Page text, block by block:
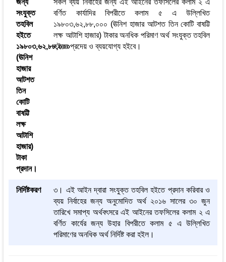
জন্য
সংযুক্ত
তহবিল
হইতে
১৯৮০৩,৬২,৮৮,০০০
(ঊনিশ
হাজার
আটশত
তিন
কোটি
বাষট্টি
লক্ষ
আটাশি
হাজার)
টাকা
প্রদান।
সকল ব্যয় নির্বাহের জন্য এই আইনের তফসিলের কলাম ২ এ
বর্ণিত কার্যাদির বিপরীতে কলাম ৫ এ উল্লিখিত
১৯৮০৩,৬২,৮৮,০০০ (ঊনিশ হাজার আটশত তিন কোটি বাষট্টি
লক্ষ আটাশি হাজার) টাকার অনধিক পরিমাণ অর্থ সংযুক্ত তহবিল
হইতে প্রদেয় ও ব্যয়যোগ্য হইবে।
নির্দিষ্টকরণ
৩। এই আইন দ্বারা সংযুক্ত তহবিল হইতে প্রদান করিবার ও
ব্যয় নির্বাহের জন্য অনুমোদিত অর্থ ২০১৬ সালের ৩০ জুন
তারিখে সমাপ্য অর্থবৎসরে এই আইনের তফসিলের কলাম ২ এ
বর্ণিত কার্যের জন্য উহার বিপরীতে কলাম ৫ এ উল্লিখিত
পরিমাণের অনধিক অর্থ নির্দিষ্ট করা হইল।